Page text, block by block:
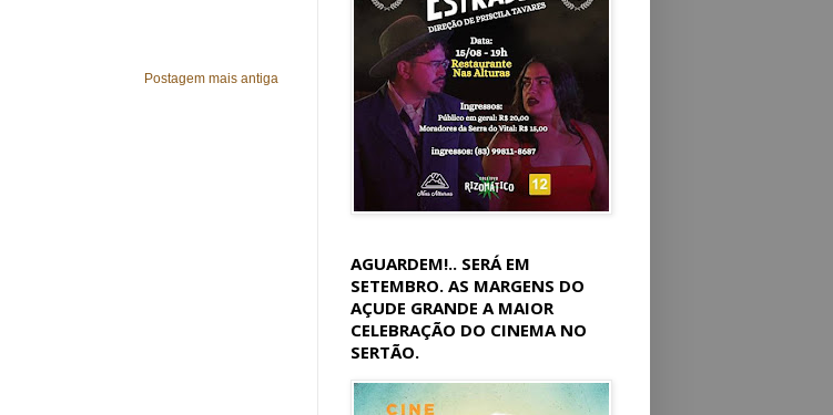
Postagem mais antiga
AGUARDEM!.. SERÁ EM
SETEMBRO. AS MARGENS DO
AÇUDE GRANDE A MAIOR
CELEBRAÇÃO DO CINEMA NO
SERTÃO.